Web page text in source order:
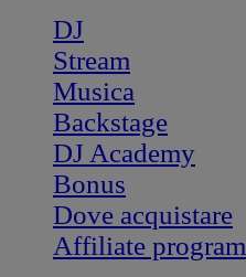
DJ
Stream
Musica
Backstage
DJ Academy
Bonus
Dove acquistare
Affiliate program